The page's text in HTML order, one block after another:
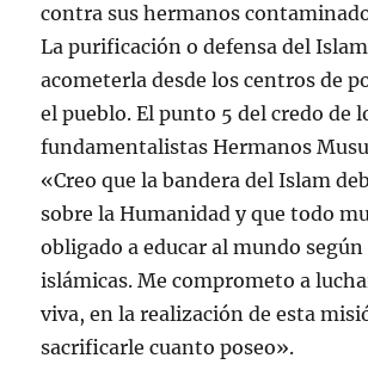
contra sus hermanos
La purificación o defensa del
acometerla desde los centros de
el pueblo. El punto 5 del credo de
fundamentalistas Hermanos
«Creo que la bandera del Islam
sobre la Humanidad y que todo
obligado a educar al mundo según
islámicas. Me comprometo a
viva, en la realización de esta
sacrificarle cuanto poseo».